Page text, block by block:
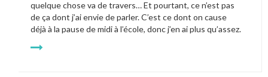
quelque chose va de travers… Et pourtant, ce n’est pas
de ça dont j’ai envie de parler. C’est ce dont on cause
déjà à la pause de midi à l’école, donc j’en ai plus qu’assez.